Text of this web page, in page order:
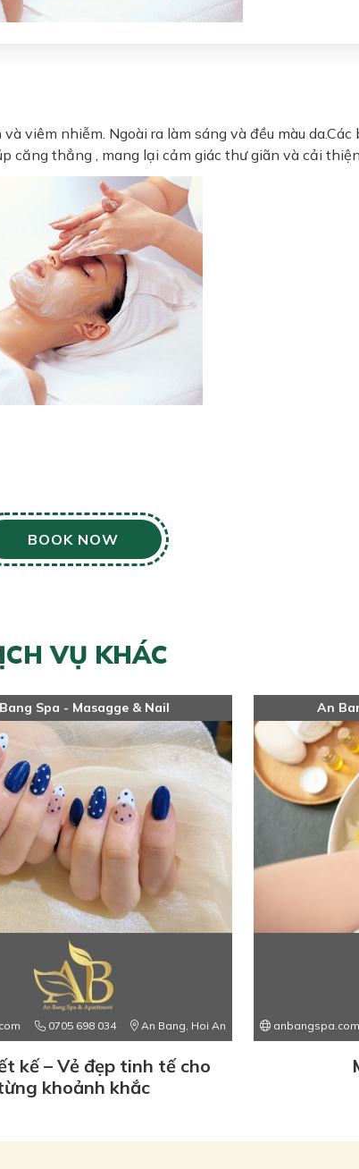
viêm nhiễm. Ngoài ra làm sáng và đều màu
căng thẳng , mang lại cảm giác thư giãn và cải
BOOK NOW
VỤ KHÁC
Spa - Masagge & Nail
0705 698 034 An Bang, Hoi An
kế – Vẻ đẹp tinh tế cho
khoảnh khắc
An
anbangspa.com